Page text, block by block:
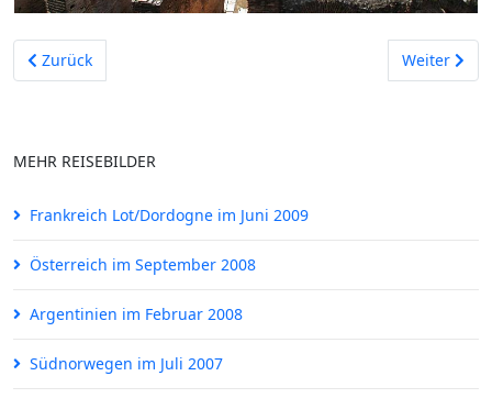
Vorheriger Beitrag: Mallorca im Juni 2005
Zurück Nächster
Weiter
MEHR REISEBILDER
Frankreich Lot/Dordogne im Juni 2009
Österreich im September 2008
Argentinien im Februar 2008
Südnorwegen im Juli 2007